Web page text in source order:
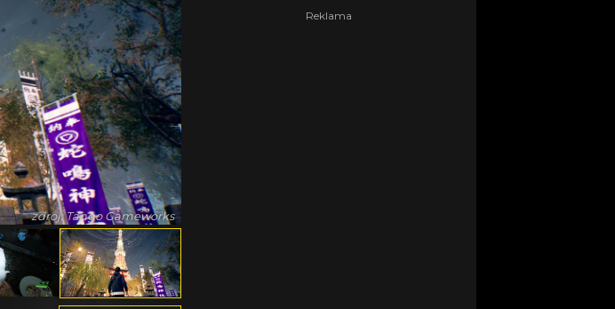
zdroj: Tango Gameworks